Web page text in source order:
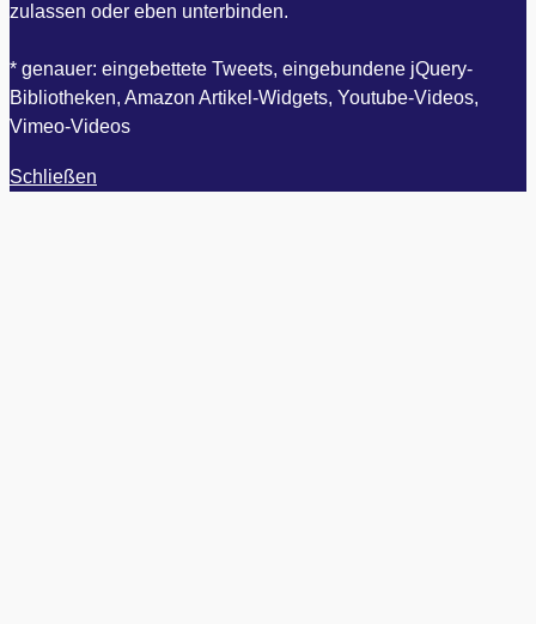
zulassen oder eben unterbinden.
* genauer: eingebettete Tweets, eingebundene jQuery-
Bibliotheken, Amazon Artikel-Widgets, Youtube-Videos,
Vimeo-Videos
Schließen